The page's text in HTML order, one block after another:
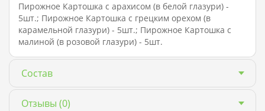
Пирожное Картошка с арахисом (в белой глазури) -
5шт.; Пирожное Картошка с грецким орехом (в
карамельной глазури) - 5шт.; Пирожное Картошка с
малиной (в розовой глазури) - 5шт.
Состав
Отзывы (0)